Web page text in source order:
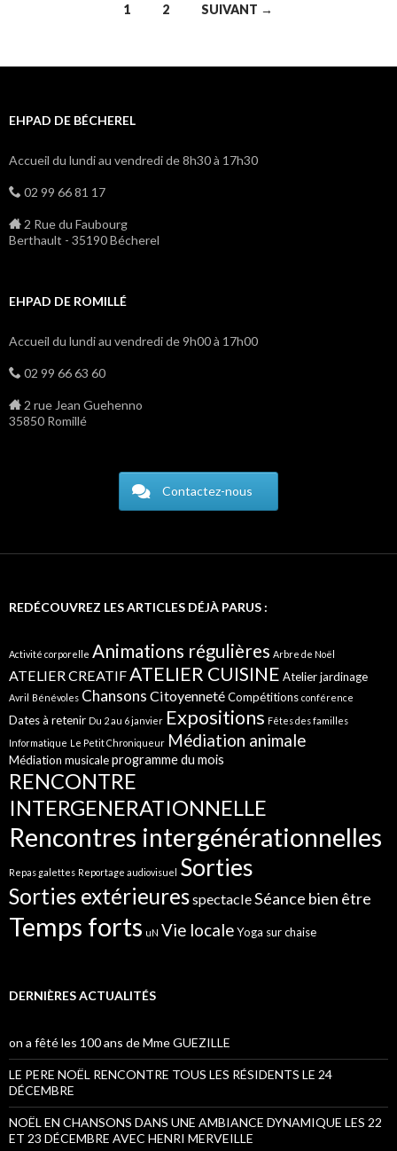
des
1 2 SUIVANT →
EHPAD DE BÉCHEREL
Accueil du lundi au vendredi de 8h30 à 17h30
02 99 66 81 17
2 Rue du Faubourg
Berthault - 35190 Bécherel
EHPAD DE ROMILLÉ
Accueil du lundi au vendredi de 9h00 à 17h00
02 99 66 63 60
2 rue Jean Guehenno
35850 Romillé
Contactez-nous
REDÉCOUVREZ LES ARTICLES DÉJÀ PARUS :
Activité corporelle Animations régulières Arbre de Noël
ATELIER CREATIFATELIER CUISINE Atelier jardinage
Avril Bénévoles Chansons CitoyennetéCompétitions conférence
Dates à retenir Du 2 au 6 janvier Expositions Fêtes des familles
Informatique Le Petit Chroniqueur Médiation animale
Médiation musicaleprogramme du mois
RENCONTRE
INTERGENERATIONNELLE
Rencontres intergénérationnelles
Repas galettes Reportage audiovisuel Sorties
Sorties extérieuresspectacleSéance bien être
Temps forts uN Vie localeYoga sur chaise
DERNIÈRES ACTUALITÉS
on a fêté les 100 ans de Mme GUEZILLE
LE PERE NOËL RENCONTRE TOUS LES RÉSIDENTS LE 24
DÉCEMBRE
NOËL EN CHANSONS DANS UNE AMBIANCE DYNAMIQUE LES 22
ET 23 DÉCEMBRE AVEC HENRI MERVEILLE